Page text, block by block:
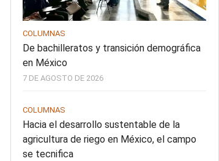
COLUMNAS
De bachilleratos y transición demográfica
en México
7 DE AGOSTO DE 2026
COLUMNAS
Hacia el desarrollo sustentable de la
agricultura de riego en México, el campo
se tecnifica